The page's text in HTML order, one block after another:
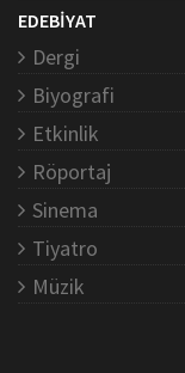
EDEBİYAT
Dergi
Biyografi
Etkinlik
Röportaj
Sinema
Tiyatro
Müzik